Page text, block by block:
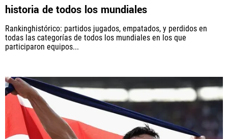
historia de todos los mundiales
Rankinghistórico: partidos jugados, empatados, y perdidos en
todas las categorías de todos los mundiales en los que
participaron equipos...